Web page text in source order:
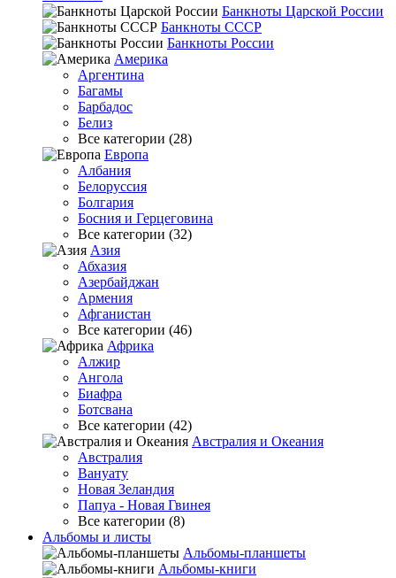
Банкноты Царской России
Банкноты СССР
Банкноты России
Америка
Аргентина
Багамы
Барбадос
Белиз
Все категории (28)
Европа
Албания
Белоруссия
Болгария
Босния и Герцеговина
Все категории (32)
Азия
Абхазия
Азербайджан
Армения
Афганистан
Все категории (46)
Африка
Алжир
Ангола
Биафра
Ботсвана
Все категории (42)
Австралия и Океания
Австралия
Вануату
Новая Зеландия
Папуа - Новая Гвинея
Все категории (8)
Альбомы и листы
Альбомы-планшеты
Альбомы-книги